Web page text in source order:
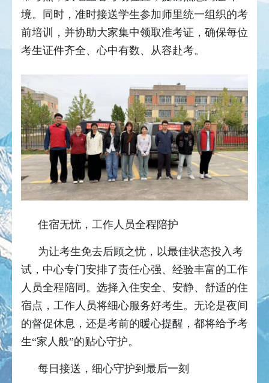
境。同时，准时接送学生参加师里统一组织的考
前培训，并协助大家集中领取准考证，确保每位
考生证件齐全、心中有数、从容赴考。
住宿无忧，工作人员全程陪护
为让考生免去后顾之忧，以最佳状态投入考
试，中心专门安排了责任心强、经验丰富的工作
人员全程陪同。选择入住安全、安静、舒适的住
宿点，工作人员将细心服务好考生。无论是夜间
的督促休息，还是考前的暖心提醒，都将给予考
生“家人般”的贴心守护。
每日接送，细心守护到最后一刻